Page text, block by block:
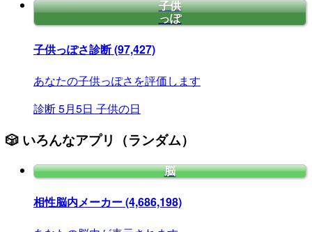
子供
っぽ
子供っぽさ診断(97,427)
あなたの子供っぽさを評価します
診断5月5日 子供の日
🎲 いろんなアプリ（ランダム）
脳
相性脳内メーカー(4,686,198)